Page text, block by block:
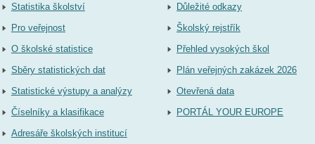
Statistika školství
Pro veřejnost
O školské statistice
Sběry statistických dat
Statistické výstupy a analýzy
Číselníky a klasifikace
Adresáře školských institucí
Důležité odkazy
Školský rejstřík
Přehled vysokých škol
Plán veřejných zakázek 2026
Otevřená data
PORTÁL YOUR EUROPE